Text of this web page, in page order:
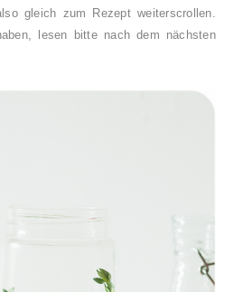
gleich zum Rezept weiterscrollen.
lesen bitte nach dem nächsten